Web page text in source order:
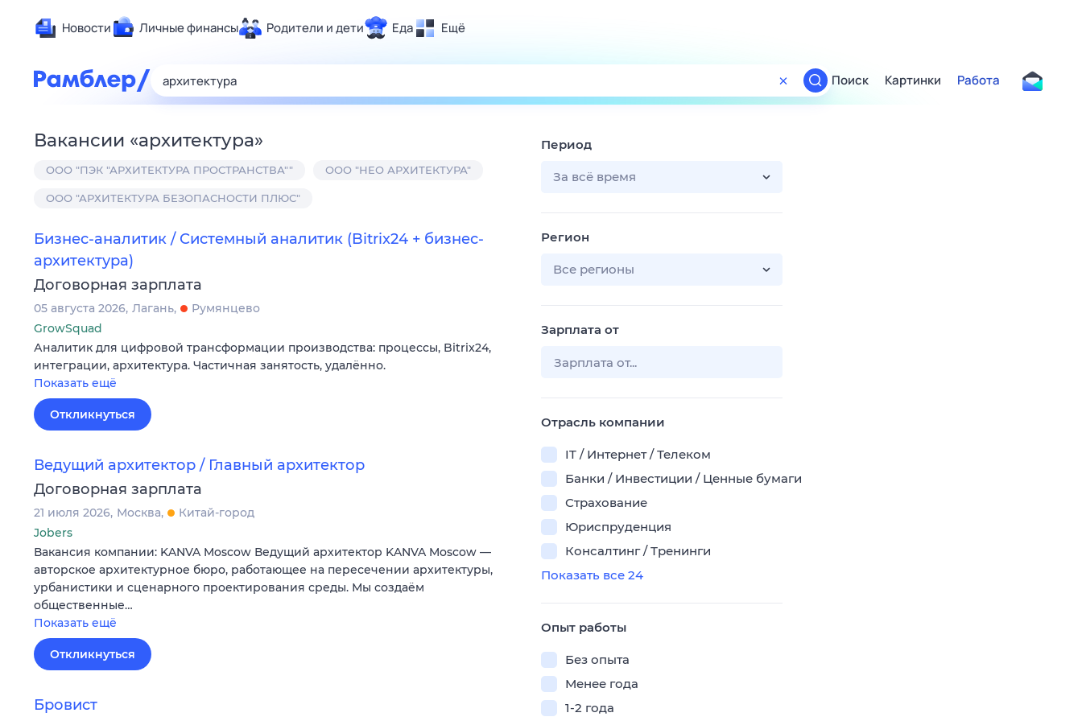
Новости Личные финансы Родители и дети Еда Ещё
Развлечения и отдых
Карьера
Авто
Жизненные ситуации
Поиск
ТВ-программа
Поиск Картинки Работа
Вакансии «архитектура»
ООО "ПЭК "АРХИТЕКТУРА ПРОСТРАНСТВА"" ООО "НЕО АРХИТЕКТУРА"
ООО "АРХИТЕКТУРА БЕЗОПАСНОСТИ ПЛЮС"
Бизнес-аналитик / Системный аналитик (Bitrix24 + бизнес-
архитектура)
Договорная зарплата
05 августа 2026 Лагань
Румянцево
GrowSquad
Аналитик для цифровой трансформации производства: процессы, Bitrix24,
интеграции, архитектура. Частичная занятость, удалённо.
Показать ещё
Откликнуться
Ведущий архитектор / Главный архитектор
Договорная зарплата
21 июля 2026 Москва
Китай-город
Jobers
Вакансия компании: KANVA Moscow Ведущий архитектор KANVA Moscow —
авторское архитектурное бюро, работающее на пересечении архитектуры,
урбанистики и сценарного проектирования среды. Мы создаём
общественные…
Показать ещё
Откликнуться
Бровист
Период
За всё время
Регион
Все регионы
Зарплата от
Отрасль компании
IT / Интернет / Телеком
Банки / Инвестиции / Ценные бумаги
Страхование
Юриспруденция
Консалтинг / Тренинги
Показать все 24
Опыт работы
Без опыта
Менее года
1-2 года